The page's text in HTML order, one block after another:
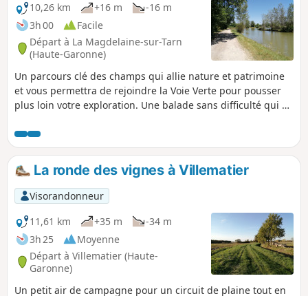
10,26 km
+16 m
-16 m
3h 00
Facile
Départ à La Magdelaine-sur-Tarn
(Haute-Garonne)
Un parcours clé des champs qui allie nature et patrimoine
et vous permettra de rejoindre la Voie Verte pour pousser
plus loin votre exploration. Une balade sans difficulté qui se
Cette boucle emprunte une large partie de voies bitumées
qui vous permettront de rester au sec par temps humide.
Prévoir un chapeau lors des journées ensoleillées!
La ronde des vignes à Villematier
Visorandonneur
11,61 km
+35 m
-34 m
3h 25
Moyenne
Départ à Villematier (Haute-
Garonne)
Un petit air de campagne pour un circuit de plaine tout en